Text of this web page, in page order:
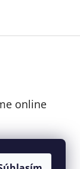
online